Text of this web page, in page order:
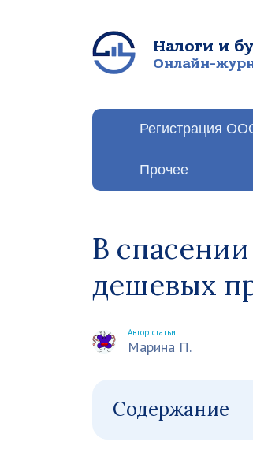
Налоги и
Онлайн-
Регистрация
Прочее
В
дешевых
Автор статьи
Марина П.
Содержание